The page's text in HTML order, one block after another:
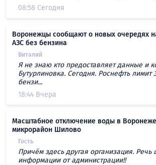
08:58 Сегодня
Воронежцы сообщают о новых очередях
АЗС без бензина
Виталий
Я не знаю кто предоставляет данные и
Бутурлиновка. Сегодня. Роснефть лимит
бензи...
18:44 Вчера
Масштабное отключение воды в
микрорайон Шилово
Гость
Причём здесь другая организация. Речь
информации от администрации!!